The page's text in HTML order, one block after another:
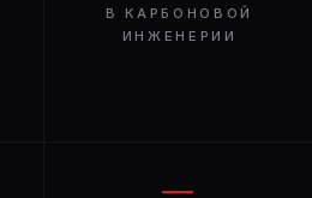
В КАРБОНОВОЙ
ИНЖЕНЕРИИ